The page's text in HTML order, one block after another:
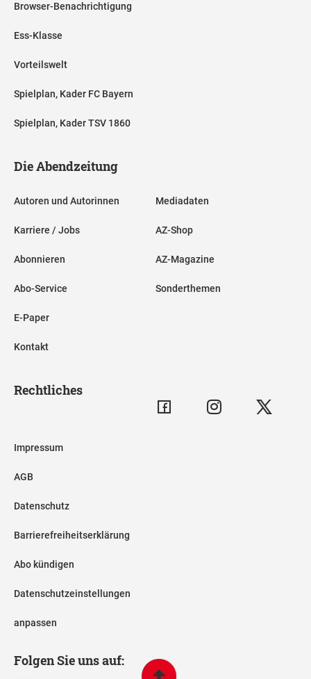
Browser-Benachrichtigung
Ess-Klasse
Vorteilswelt
Spielplan, Kader FC Bayern
Spielplan, Kader TSV 1860
Die Abendzeitung
Autoren und Autorinnen
Karriere / Jobs
Abonnieren
Abo-Service
E-Paper
Kontakt
Mediadaten
AZ-Shop
AZ-Magazine
Sonderthemen
Rechtliches
Impressum
AGB
Datenschutz
Barrierefreiheitserklärung
Abo kündigen
Datenschutzeinstellungen
anpassen
Folgen Sie uns auf: